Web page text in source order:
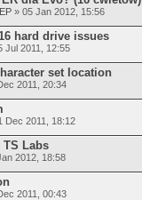
» 05 Jan 2012, 15:56
hard drive issues
Jul 2011, 12:55
set location
2011, 20:34
Dec 2011, 18:12
Labs
2012, 18:58
2011, 00:43